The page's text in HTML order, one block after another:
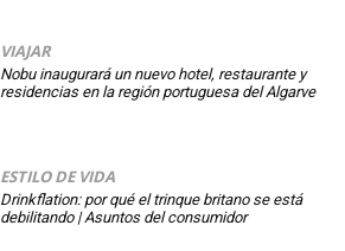
VIAJAR
Nobu inaugurará un nuevo hotel, restaurante y
residencias en la región portuguesa del Algarve
ESTILO DE VIDA
Drinkflation: por qué el trinque britano se está
debilitando | Asuntos del consumidor